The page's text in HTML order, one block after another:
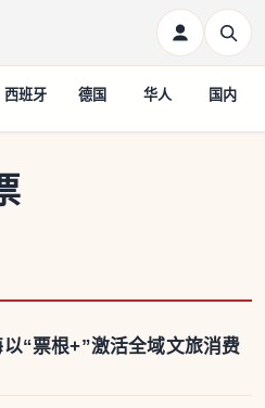
西班牙 德国 华人 国内
“票根+”激活全域文旅消费